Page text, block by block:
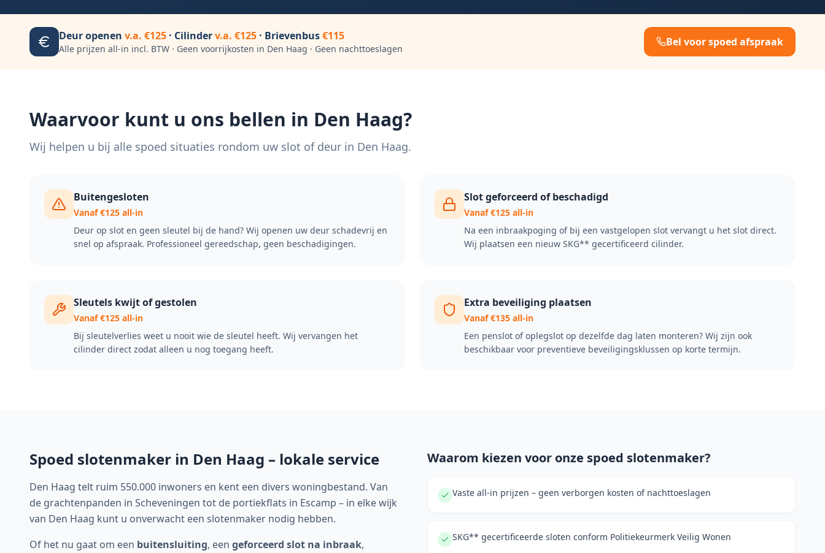
Deur openen v.a. €125 · Cilinderv.a. €125 · Brievenbus€115
Alle prijzen all-in incl. BTW · Geen voorrijkosten in Den Haag · Geen nachttoeslagen
Bel voor spoed afspraak
Waarvoor kunt u ons bellen in Den Haag?
Wij helpen u bij alle spoed situaties rondom uw slot of deur in Den Haag.
Buitengesloten
Vanaf €125 all-in
Deur op slot en geen sleutel bij de hand? Wij openen uw deur schadevrij en
snel op afspraak. Professioneel gereedschap, geen beschadigingen.
Slot geforceerd of beschadigd
Vanaf €125 all-in
Na een inbraakpoging of bij een vastgelopen slot vervangt u het slot direct.
Wij plaatsen een nieuw SKG** gecertificeerd cilinder.
Sleutels kwijt of gestolen
Vanaf €125 all-in
Bij sleutelverlies weet u nooit wie de sleutel heeft. Wij vervangen het
cilinder direct zodat alleen u nog toegang heeft.
Extra beveiliging plaatsen
Vanaf €135 all-in
Een penslot of oplegslot op dezelfde dag laten monteren? Wij zijn ook
beschikbaar voor preventieve beveiligingsklussen op korte termijn.
Spoed slotenmaker in Den Haag – lokale service
Den Haag telt ruim 550.000 inwoners en kent een divers woningbestand. Van
de grachtenpanden in Scheveningen tot de portiekflats in Escamp – in elke wijk
van Den Haag kunt u onverwacht een slotenmaker nodig hebben.
Of het nu gaat om een buitensluiting, een geforceerd slot na inbraak,
Waarom kiezen voor onze spoed slotenmaker?
Vaste all-in prijzen – geen verborgen kosten of nachttoeslagen
SKG** gecertificeerde sloten conform Politiekeurmerk Veilig Wonen